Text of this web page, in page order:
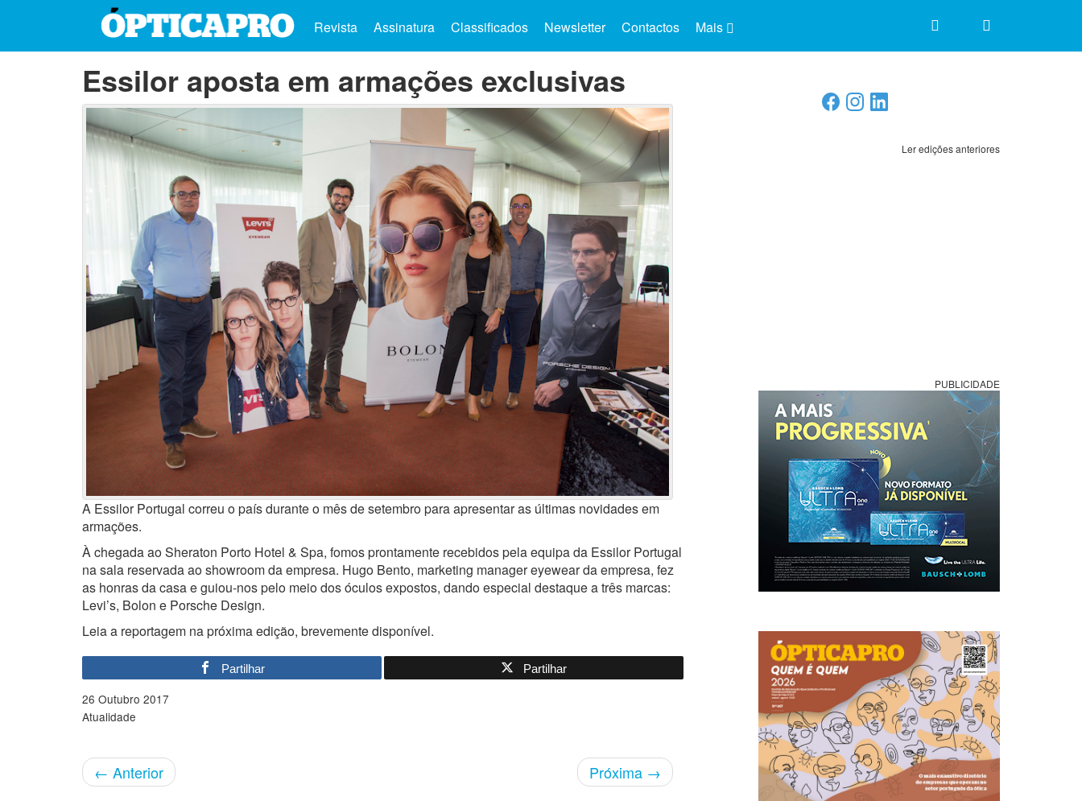
Mais
Revista Assinatura Classificados Newsletter Contactos
Essilor aposta em armações exclusivas
A Essilor Portugal correu o país durante o mês de setembro para apresentar as últimas novidades em
armações.
À chegada ao Sheraton Porto Hotel & Spa, fomos prontamente recebidos pela equipa da Essilor Portugal
na sala reservada ao showroom da empresa. Hugo Bento, marketing manager eyewear da empresa, fez
as honras da casa e guiou-nos pelo meio dos óculos expostos, dando especial destaque a três marcas:
Levi’s, Bolon e Porsche Design.
Leia a reportagem na próxima edição, brevemente disponível.
Partilhar Partilhar
26 Outubro 2017
Atualidade
← Anterior Próxima →
Ler edições anteriores
PUBLICIDADE